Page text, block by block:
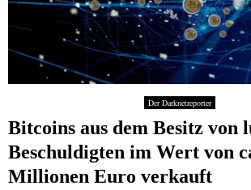
Der Darknetreporter
Bitcoins aus dem Besitz von
Beschuldigten im Wert von
Millionen Euro verkauft